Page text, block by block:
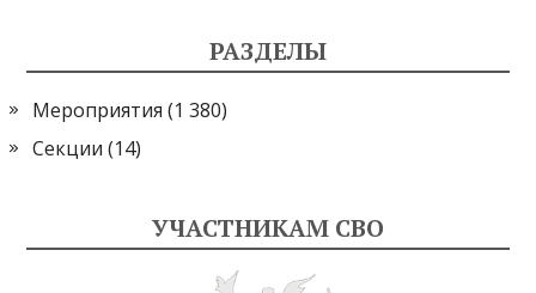
РАЗДЕЛЫ
Мероприятия (1 380)
Секции (14)
УЧАСТНИКАМ СВО